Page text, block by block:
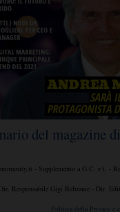
del magazine
- Supplemento a G.C. e t. -
Dir. Responsabile Gigi Beltrame - Dir.
Politica della Privacy e